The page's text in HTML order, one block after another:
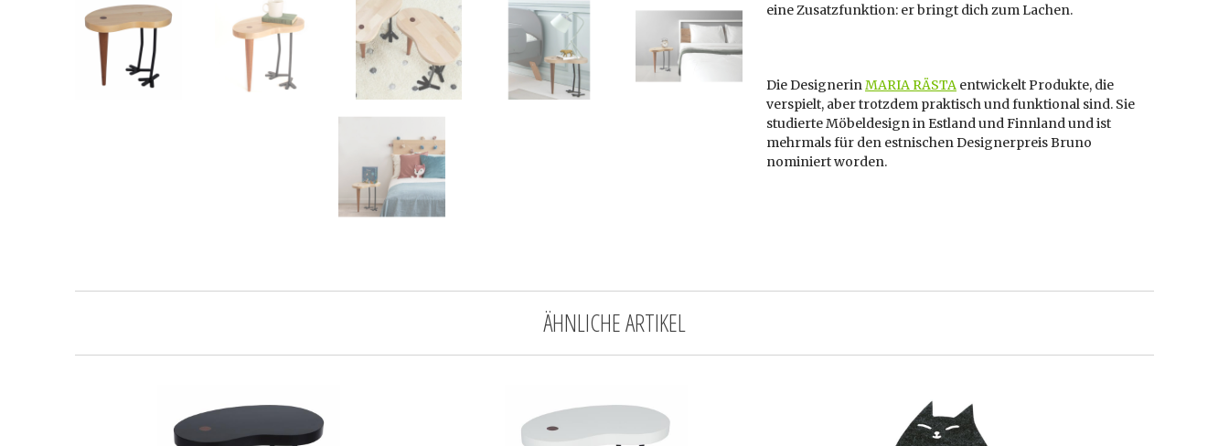
eine Zusatzfunktion: er bringt dich zum Lachen.
Die DesignerinMARIA RÄSTA entwickelt Produkte, die
verspielt, aber trotzdem praktisch und funktional sind. Sie
studierte Möbeldesign in Estland und Finnland und ist
mehrmals für den estnischen Designerpreis Bruno
nominiert worden.
ÄHNLICHE ARTIKEL